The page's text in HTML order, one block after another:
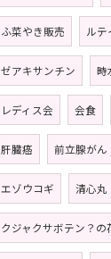
ふ菜やき販売 ルテ
ゼアキサンチン 時
レディス会 会食
肝臓癌 前立腺がん
エゾウコギ 清心丸
クジャクサボテン？の